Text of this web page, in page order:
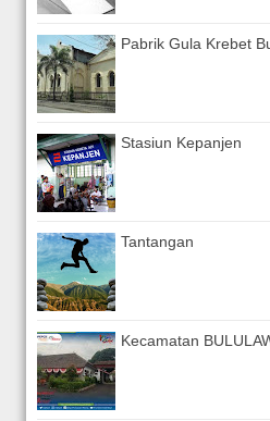
Pabrik Gula Krebet
Stasiun Kepanjen
Tantangan
Kecamatan